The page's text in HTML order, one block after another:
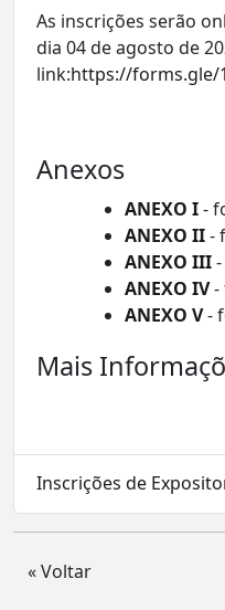
As inscrições serão
dia 04 de agosto de
link:https://forms.gle/
Anexos
ANEXO I-
ANEXO II-
ANEXO III
ANEXO IV-
ANEXO V-
Mais
Inscrições de
« Voltar